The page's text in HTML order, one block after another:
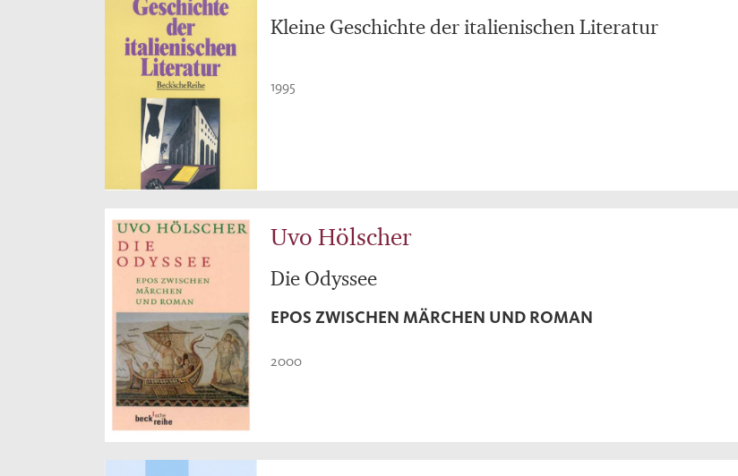
Kleine Geschichte der italienischen Literatur
1995
Uvo Hölscher
Die Odyssee
EPOS ZWISCHEN MÄRCHEN UND ROMAN
2000